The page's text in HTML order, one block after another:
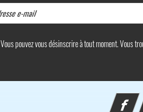
Vous pouvez vous désinscrire à tout moment. Vous